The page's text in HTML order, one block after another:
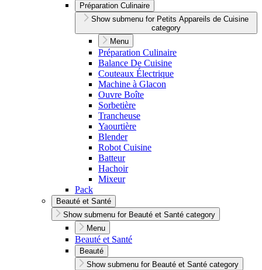
Préparation Culinaire
Show submenu for Petits Appareils de Cuisine
category
Menu
Préparation Culinaire
Balance De Cuisine
Couteaux Électrique
Machine à Glacon
Ouvre Boîte
Sorbetière
Trancheuse
Yaourtière
Blender
Robot Cuisine
Batteur
Hachoir
Mixeur
Pack
Beauté et Santé
Show submenu for Beauté et Santé category
Menu
Beauté et Santé
Beauté
Show submenu for Beauté et Santé category